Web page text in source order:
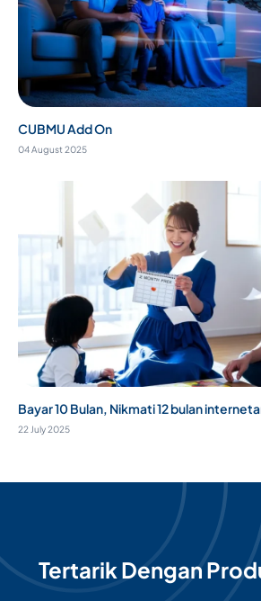
CUBMU Add On
04 August 2025
Bayar 10 Bulan, Nikmati 12 bulan
22 July 2025
Tertarik Dengan